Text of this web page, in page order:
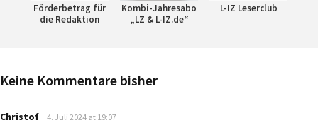
Förderbetrag für
die Redaktion
Kombi-Jahresabo
„LZ & L-IZ.de“
L-IZ Leserclub
Keine Kommentare bisher
Christof says:
4. Juli 2024 at 19:07